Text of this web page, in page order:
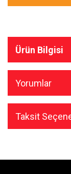
Ürün Bilgisi
Yorumlar
Taksit